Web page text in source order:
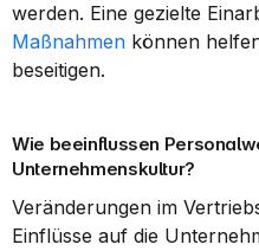
werden. Eine gezielte
Maßnahmen können
beseitigen.
Wie beeinflussen
Unternehmenskultur?
Veränderungen im
Einflüsse auf die